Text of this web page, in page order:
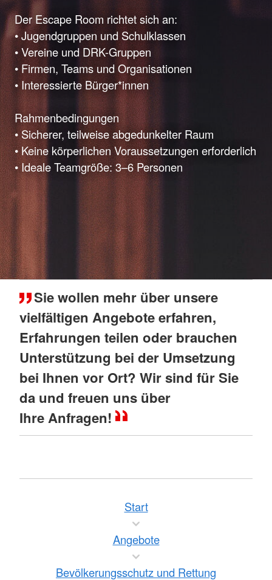
Der Escape Room richtet sich an:
• Jugendgruppen und Schulklassen
• Vereine und DRK-Gruppen
• Firmen, Teams und Organisationen
• Interessierte Bürger*innen
Rahmenbedingungen
• Sicherer, teilweise abgedunkelter Raum
• Keine körperlichen Voraussetzungen erforderlich
• Ideale Teamgröße: 3–6 Personen
Sie wollen mehr über unsere
vielfältigen Angebote erfahren,
Erfahrungen teilen oder brauchen
Unterstützung bei der Umsetzung
bei Ihnen vor Ort? Wir sind für Sie
da und freuen uns über
Ihre Anfragen!
Start
Angebote
Bevölkerungsschutz und Rettung